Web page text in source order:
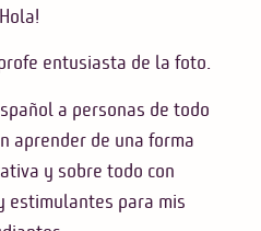
entusiasta de la foto.
a personas de todo
aprender de una forma
y sobre todo con
estimulantes para mis